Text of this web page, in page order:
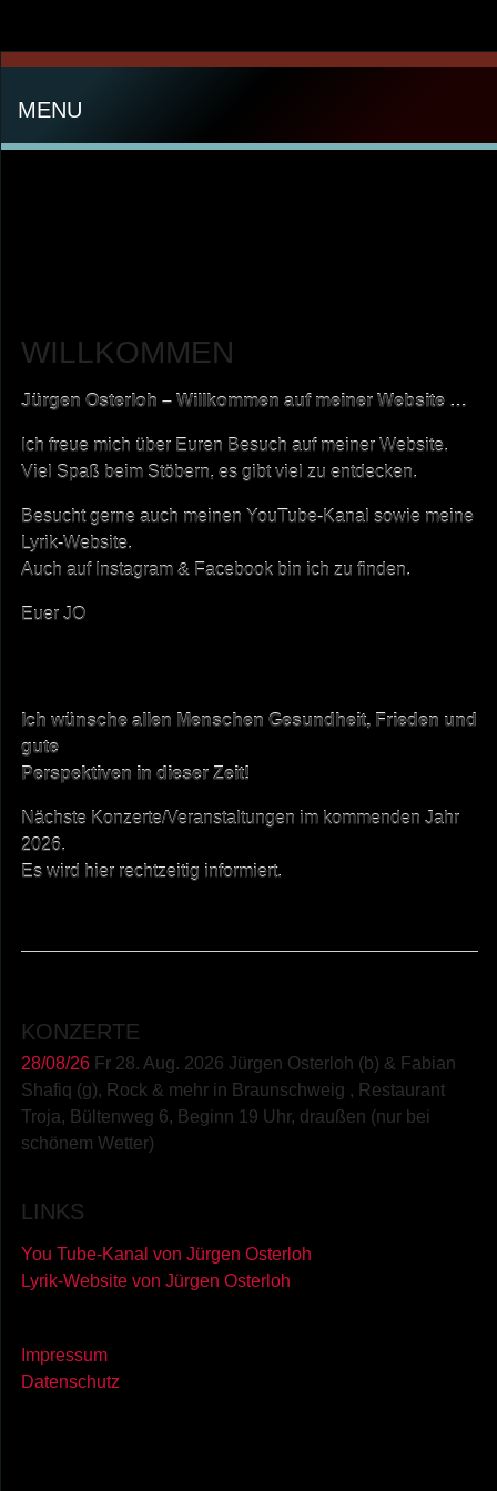
MENU
WILLKOMMEN
Jürgen Osterloh – Willkommen auf meiner Website …
Ich freue mich über Euren Besuch auf meiner Website.
Viel Spaß beim Stöbern, es gibt viel zu entdecken.
Besucht gerne auch meinen YouTube-Kanal sowie meine
Lyrik-Website.
Auch auf Instagram & Facebook bin ich zu finden.
Euer JO
Ich wünsche allen Menschen Gesundheit, Frieden und
gute
Perspektiven in dieser Zeit!
Nächste Konzerte/Veranstaltungen im kommenden Jahr
2026.
Es wird hier rechtzeitig informiert.
KONZERTE
28/08/26 Fr 28. Aug. 2026 Jürgen Osterloh (b) & Fabian
Shafiq (g), Rock & mehr in Braunschweig , Restaurant
Troja, Bültenweg 6, Beginn 19 Uhr, draußen (nur bei
schönem Wetter)
LINKS
You Tube-Kanal von Jürgen Osterloh
Lyrik-Website von Jürgen Osterloh
Impressum
Datenschutz